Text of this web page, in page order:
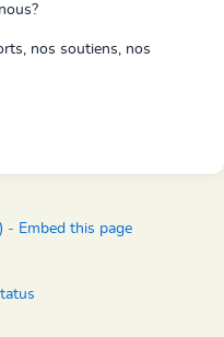
nos soutiens, nos
- Embed this page